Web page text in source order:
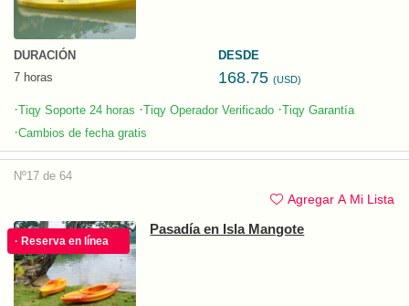
DURACIÓN
7 horas
DESDE
168.75 (USD)
·Tiqy Soporte 24 horas ·Tiqy Operador Verificado ·Tiqy Garantía
·Cambios de fecha gratis
Nº17 de 64
Agregar A Mi Lista
· Reserva en línea
Pasadía en Isla Mangote